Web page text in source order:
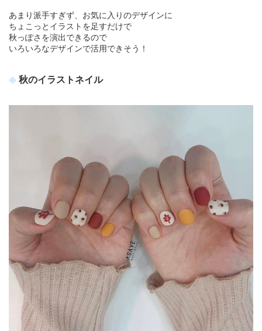
あまり派手すぎず、お気に入りのデザインに
ちょこっとイラストを足すだけで
秋っぽさを演出できるので
いろいろなデザインで活用できそう！
秋のイラストネイル